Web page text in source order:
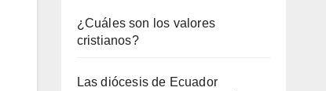
¿Cuáles son los valores
cristianos?
Las diócesis de Ecuador